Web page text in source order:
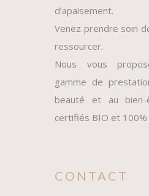
d’apaisement.
Venez prendre soin
ressourcer.
Nous vous
gamme de
beauté et au
certifiés BIO et 100%
CONTACT